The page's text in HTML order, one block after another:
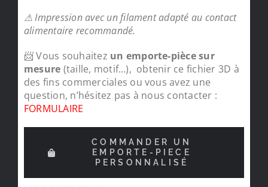
⚠ Impression avec un filament adapté au contact
alimentaire recommandé.
📨 Vous souhaitez un emporte-pièce sur
mesure (taille, motif…), obtenir ce fichier 3D à
des fins commerciales ou vous avez une
question, n’hésitez pas à nous contacter :
FORMULAIRE
COMMANDER UN
EMPORTE-PIECE
PERSONNALISÉ